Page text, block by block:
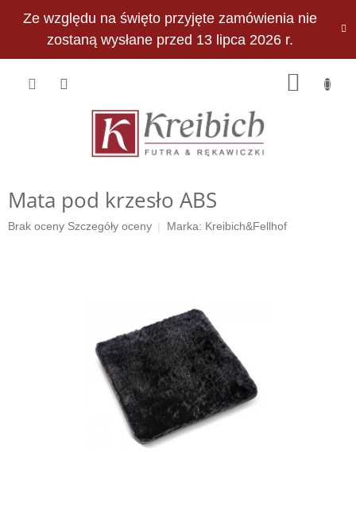
Ze względu na święto przyjęte zamówienia nie
zostaną wysłane przed 13 lipca 2026 r.
PLN
Mata pod krzesło ABS
Średnia
Brak oceny Szczegóły oceny Marka: Kreibich&Fellhof